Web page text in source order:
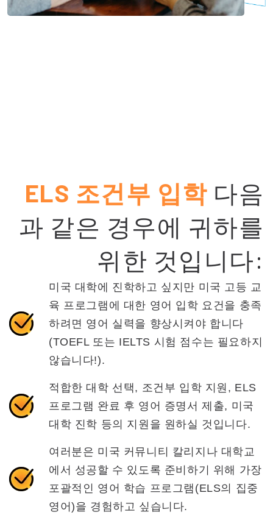
ELS 조건부 입학 다음
과 같은 경우에 귀하를
위한 것입니다:
미국 대학에 진학하고 싶지만 미국 고등 교
육 프로그램에 대한 영어 입학 요건을 충족
하려면 영어 실력을 향상시켜야 합니다
(TOEFL 또는 IELTS 시험 점수는 필요하지
않습니다!).
적합한 대학 선택, 조건부 입학 지원, ELS
프로그램 완료 후 영어 증명서 제출, 미국
대학 진학 등의 지원을 원하실 것입니다.
여러분은 미국 커뮤니티 칼리지나 대학교
에서 성공할 수 있도록 준비하기 위해 가장
포괄적인 영어 학습 프로그램(ELS의 집중
영어)을 경험하고 싶습니다.